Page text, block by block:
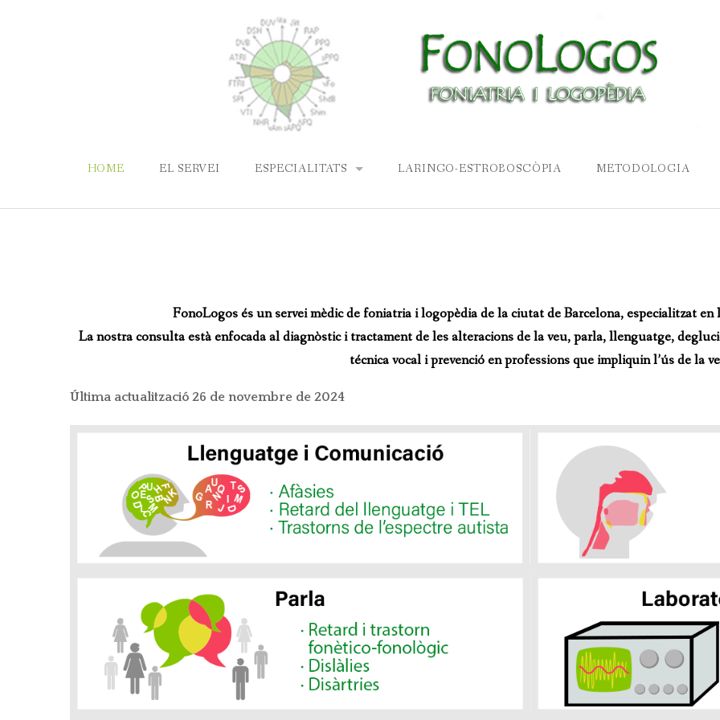
HOME EL SERVEI ESPECIALITATS
LLENGUATGE I COMUNICACIÓ
LABORATORI DE VEU I PARLA
TARTAMUDESA
PARLA EN PÚBLIC
LA VEU AL TEATRE
LA VEU DEL CANTANT
TRASTORNS DE L’AUDICIÓ
TRASTORNS DE LA DEGLUCIÓ
CURSOS DE SALUT VOCAL PER TELEOPERADORS
TELELOGOPÈDIA
LARINGO-ESTROBOSCÒPIA METODOLOGIA
FonoLogos és un servei mèdic de foniatria i logopèdia de la ciutat de Barcelona, especialitzat
La nostra consulta està enfocada al diagnòstic i tractament de les alteracions de la veu, parla, llenguatge,
técnica vocal i prevenció en professions que impliquin l’ús de la
Última actualització 26 de novembre de 2024